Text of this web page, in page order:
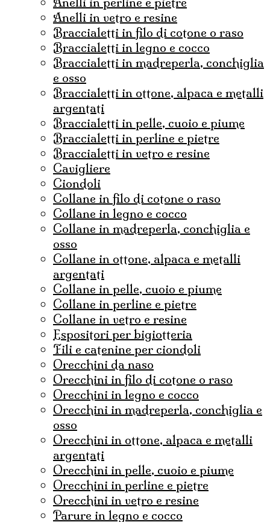
anelli in vetro e resine
braccialetti in filo di cotone o raso
braccialetti in legno e cocco
braccialetti in madreperla, conchiglia
e osso
braccialetti in ottone, alpaca e metalli
argentati
braccialetti in pelle, cuoio e piume
braccialetti in perline e pietre
braccialetti in vetro e resine
cavigliere
ciondoli
collane in filo di cotone o raso
collane in legno e cocco
collane in madreperla, conchiglia e
osso
collane in ottone, alpaca e metalli
argentati
collane in pelle, cuoio e piume
collane in perline e pietre
collane in vetro e resine
espositori per bigiotteria
fili e catenine per ciondoli
Orecchini da naso
orecchini in filo di cotone o raso
orecchini in legno e cocco
orecchini in madreperla, conchiglia e
osso
orecchini in ottone, alpaca e metalli
argentati
orecchini in pelle, cuoio e piume
orecchini in perline e pietre
orecchini in vetro e resine
parure in legno e cocco